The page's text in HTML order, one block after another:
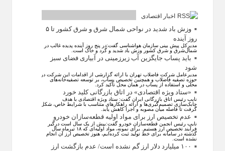
اخبار اقتصادی
وزش باد شدید در نواحی شمال شرق و شرق کشور تا ۵
روز آینده
مدیرکل پیش بینی سازمان هواشناسی گفت:در پنج روز آینده پدیده غالب در
شمال‌شرق و شرق کشور وزش باد شدید و گرد و خاک است.
باید پساب جایگزین آب‌ زیرزمینی در آبیاری فضای سبز
شود
مدیرعامل شرکت فاضلاب تهران با ارائه گزارشی از اقدامات این شرکت در
حوزه تصفیه فاضلاب و همچنین تخصیص پساب، بر توسعه تصفیه‌خانه‌های
محلی و استفاده از پساب در همان محل تأکید کرد.
«ستاد ویژه اقتصادی» در اتاق بازرگانی کلید خورد
نایب رئیس اتاق بازرگانی ایران گفت: ستاد ویژه اقتصادی با هدف
چابک‌سازی تصمیم‌گیری‌ها و ارائه راهکار‌های متناسب با شرایط خاص، شکل
گرفت تا فاصله میان مصوبه و اجرا کاهش یابد.
عدم تخصیص ارز برای مواد اولیه قطعه‌سازان خودرو
نایب رئیس انجمن قطعه‌سازان خودرو گفت:بیش از یک سال است درگیر
فرآیند تخصیص ارز هستیم. برای نمونه، مواد اولیه‌ای که ۱۸ تیرماه سال
گذشته در سامانه برای خط تولید ثبت کرده‌ایم، هنوز تخصیص ارز آن انجام
نشده است.
۱۰۰ میلیارد دلار ارز گم نشده است/ عدم بازگشت ارز